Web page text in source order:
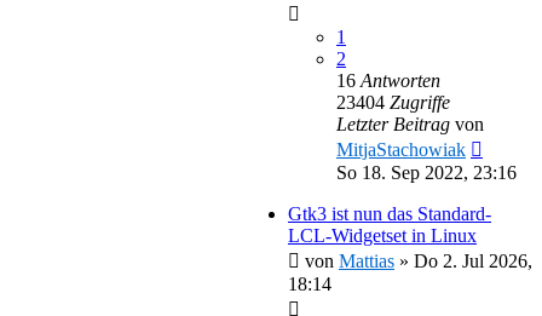
1
2
16 Antworten
23404 Zugriffe
Letzter Beitrag von
MitjaStachowiak
So 18. Sep 2022, 23:16
Gtk3 ist nun das Standard-
LCL-Widgetset in Linux
von Mattias » Do 2. Jul 2026,
18:14